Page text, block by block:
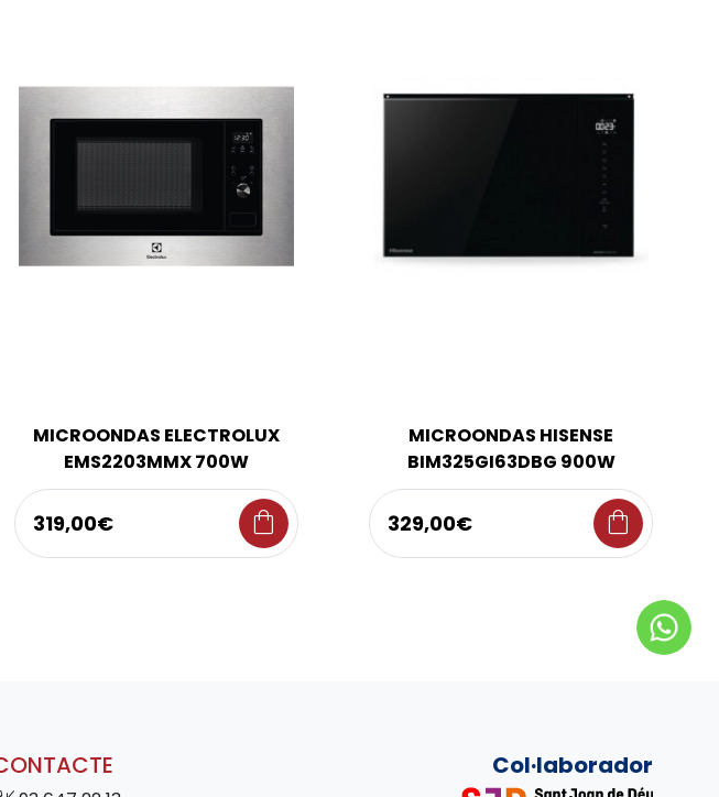
MICROONDAS ELECTROLUX
EMS2203MMX 700W
319,00€ shopping_bag
MICROONDAS HISENSE
BIM325GI63DBG 900W
329,00€ shopping_bag
Col·laborador